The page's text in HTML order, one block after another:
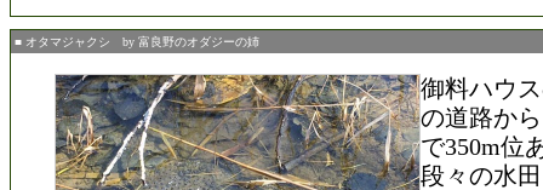
■ オタマジャクシ by 富良野のオダジーの姉
御料ハウ
の道路か
で350m位
段々の水